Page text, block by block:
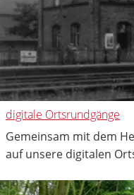
digitale Ortsrundgänge
Gemeinsam mit dem
auf unsere digitalen